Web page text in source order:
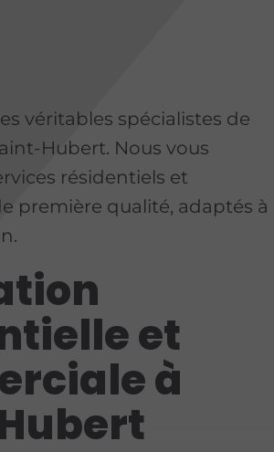
véritables spécialistes de
Hubert. Nous vous
résidentiels et
première qualité, adaptés à
et
à